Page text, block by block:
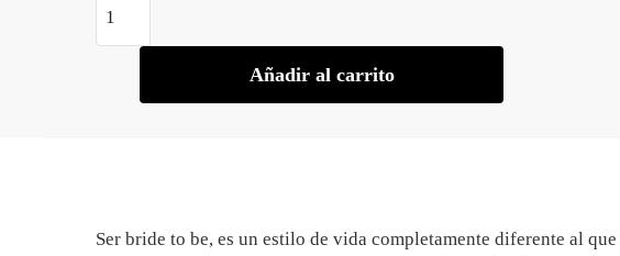
Dear
Añadir al carrito
Ser bride to be, es un estilo de vida completamente diferente al